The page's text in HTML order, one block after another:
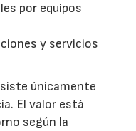
por equipos
y servicios
únicamente
El valor está
según la